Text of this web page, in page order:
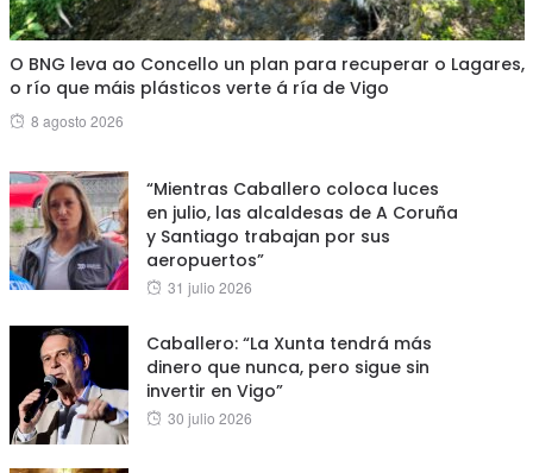
O BNG leva ao Concello un plan para recuperar o Lagares,
o río que máis plásticos verte á ría de Vigo
Posted
8 agosto 2026
“Mientras Caballero coloca luces
en julio, las alcaldesas de A Coruña
y Santiago trabajan por sus
aeropuertos”
Posted
31 julio 2026
Caballero: “La Xunta tendrá más
dinero que nunca, pero sigue sin
invertir en Vigo”
Posted
30 julio 2026